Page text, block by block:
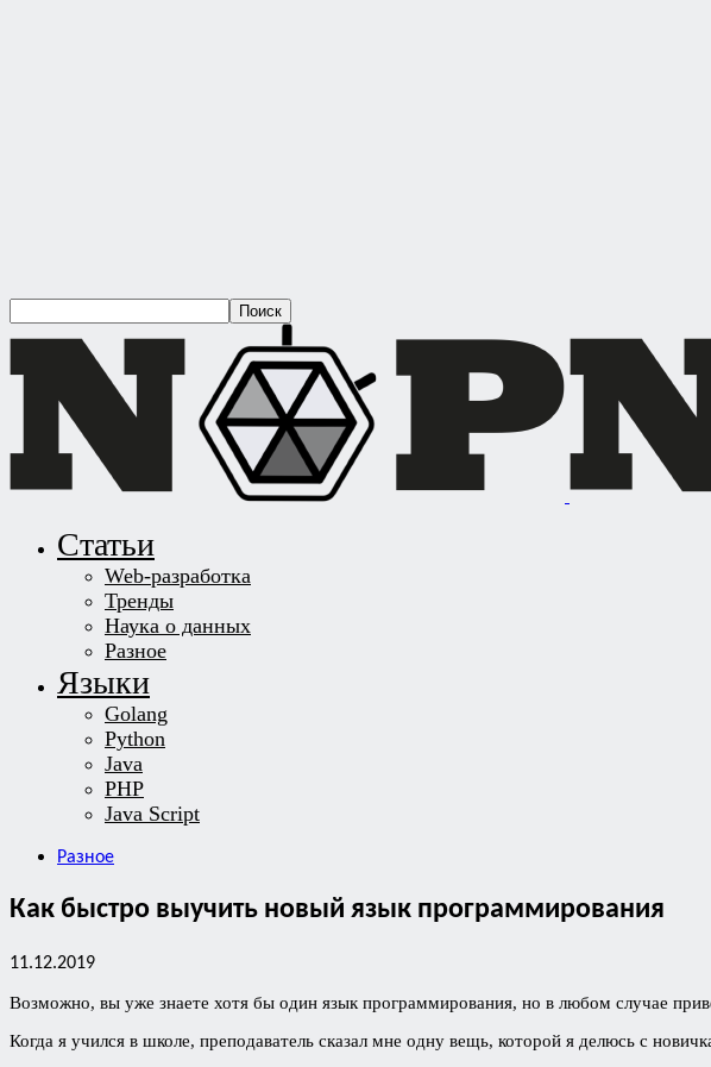
Статьи
Web-разработка
Тренды
Наука о данных
Разное
Языки
Golang
Python
Java
PHP
Java Script
Разное
Как быстро выучить новый язык программирования
11.12.2019
Возможно, вы уже знаете хотя бы один язык программирования, но в любом случае
Когда я учился в школе, преподаватель сказал мне одну вещь, которой я делюсь с